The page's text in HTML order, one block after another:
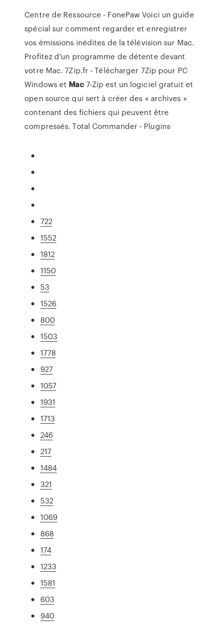
Centre de Ressource - FonePawVoici un guide
spécial sur comment regarder et enregistrer
vos émissions inédites de la télévision sur Mac.
Profitez d’un programme de détente devant
votre Mac.7Zip.fr - Télécharger 7Zip pour PC
Windows et Mac7-Zip est un logiciel gratuit et
open source qui sert à créer des « archives »
contenant des fichiers qui peuvent être
compressés.Total Commander - Plugins
722
1552
1812
1150
53
1526
800
1503
1778
927
1057
1931
1713
246
217
1484
321
532
1069
868
174
1233
1581
603
940